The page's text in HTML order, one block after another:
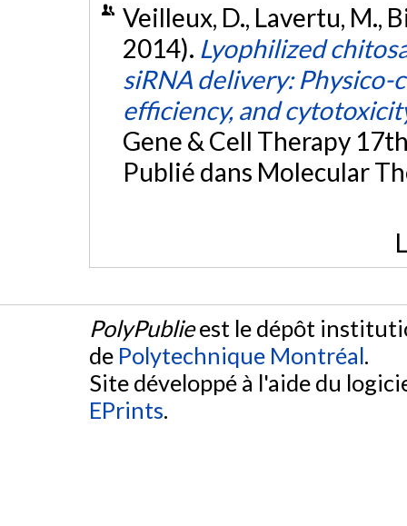
Veilleux, D., Lavertu, M.,
2014). Lyophilized
siRNA delivery:
efficiency, and
Gene & Cell Therapy
Publié dans Molecular
PolyPublieest le dépôt
de Polytechnique Montréal.
Site développé à l'aide du
EPrints.